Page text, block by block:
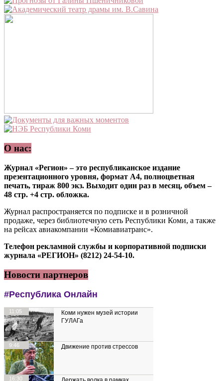
О нас:
Журнал «Регион» – это республиканское издание
презентационного уровня, формат А4, полноцветная
печать, тираж 800 экз. Выходит один раз в месяц, объем –
48 стр. +4 стр. обложка.
Журнал распространяется по подписке и в розничной
продаже, через библиотечную сеть Республики Коми, а также
на рейсах авиакомпании «Комиавиатранс».
Телефон рекламной службы и корпоративной подписки
журнала «РЕГИОН» (8212) 24-54-10.
Новости партнеров